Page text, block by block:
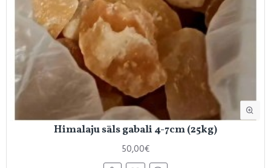
Himalaju sāls gabali 4-7cm (25kg)
50,00€